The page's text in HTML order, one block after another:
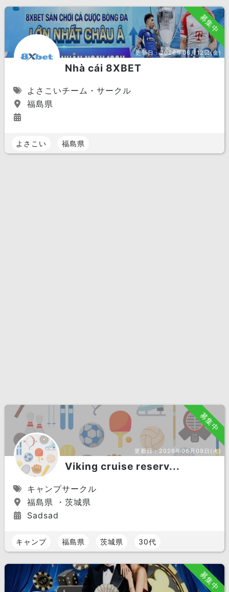
募集中
更新日：2026年06月12日(金)
Nhà cái 8XBET
よさこいチーム・サークル
福島県
よさこい 福島県
募集中
更新日：2026年06月09日(火)
Viking cruise reserv...
キャンプサークル
福島県 ・茨城県
Sadsad
キャンプ 福島県 茨城県 30代
募集中